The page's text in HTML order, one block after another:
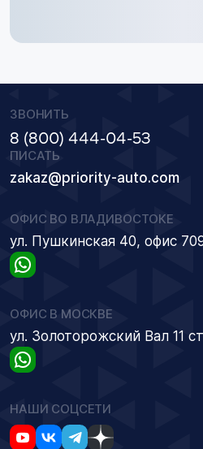
ЗВОНИТЬ
8 (800) 444-04-53
ПИСАТЬ
zakaz@priority-auto.com
ОФИС ВО ВЛАДИВОСТОКЕ
ул. Пушкинская 40, офис
ОФИС В МОСКВЕ
ул. Золоторожский Вал 11
НАШИ СОЦСЕТИ